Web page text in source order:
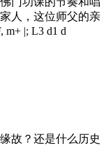
人，这位师父的亲
m+ |; L3 d1 d
故？还是什么历史